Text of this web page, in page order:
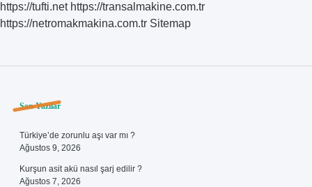
https://tufti.net https://transalmakine.com.tr
https://netromakmakina.com.tr Sitemap
Sidebar
Son Yazılar
Türkiye’de zorunlu aşı var mı ?
Ağustos 9, 2026
Kurşun asit akü nasıl şarj edilir ?
Ağustos 7, 2026